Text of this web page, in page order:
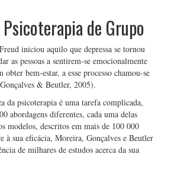
de Grupo
iniciou aquilo que depressa se tornou
as pessoas a sentirem-se emocionalmente
bem-estar, a esse processo chamou-se
& Beutler, 2005).
da psicoterapia é uma tarefa complicada,
abordagens diferentes, cada uma delas
modelos, descritos em mais de 100 000
à sua eficácia, Moreira, Gonçalves e Beutler
de milhares de estudos acerca da sua